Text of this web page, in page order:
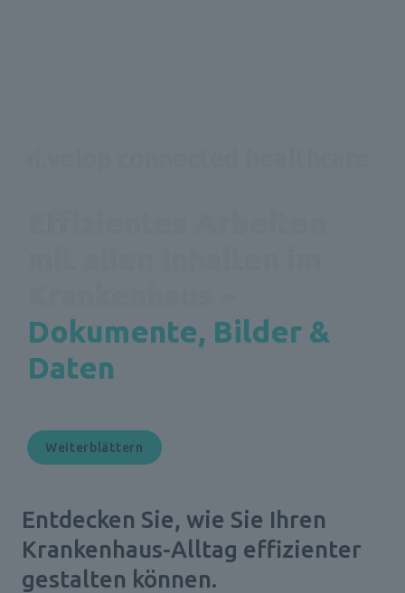
Dokumente, Bilder &
Daten
Weiterblättern
Entdecken Sie, wie Sie Ihren
Krankenhaus-Alltag effizienter
gestalten können.